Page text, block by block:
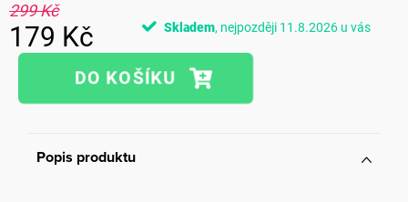
299 Kč
179 Kč
Měrná
Skladem 11.8.2026
Popis produktu